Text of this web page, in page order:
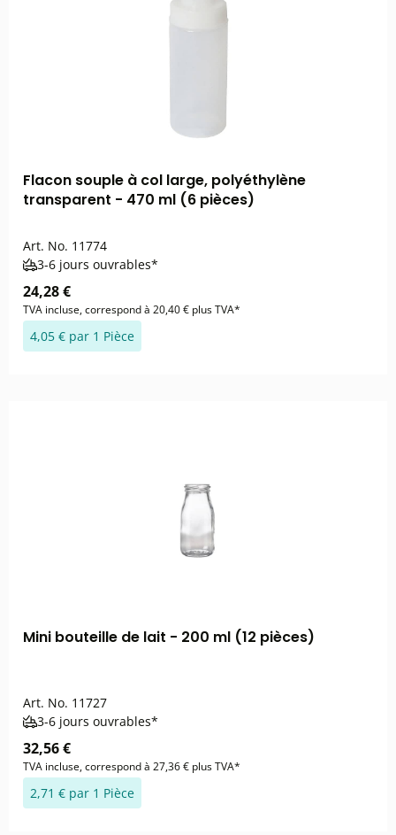
Flacon souple à col large, polyéthylène
transparent - 470 ml (6 pièces)
Art. No. 11774
3-6 jours ouvrables*
24,28 €
TVA incluse, correspond à 20,40 € plus TVA*
4,05 € par 1 Pièce
Mini bouteille de lait - 200 ml (12 pièces)
Art. No. 11727
3-6 jours ouvrables*
32,56 €
TVA incluse, correspond à 27,36 € plus TVA*
2,71 € par 1 Pièce